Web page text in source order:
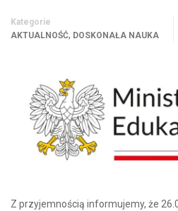
Kategorie
AKTUALNOŚĆ, DOSKONAŁA NAUKA
Z przyjemnością informujemy, że